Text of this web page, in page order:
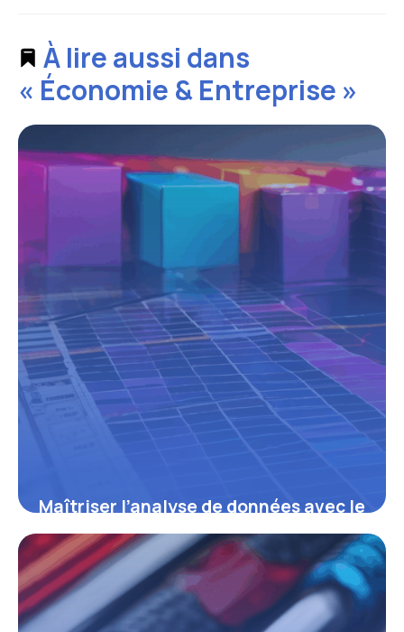
À lire aussi dans
« Économie & Entreprise »
Maîtriser l’analyse de données avec le
tableau croisé : optimiser vos
rapports et prises de décisions
16 juin 2026